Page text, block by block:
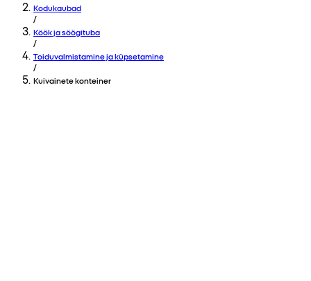
Kodukaubad
/
Köök ja söögituba
/
Toiduvalmistamine ja küpsetamine
/
Kuivainete konteiner